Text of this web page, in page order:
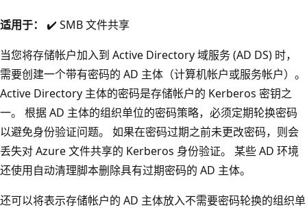
适用于：
✔️ SMB 文件共享
当您将存储帐户加入到 Active Directory 域服务 (AD DS) 时，
需要创建一个带有密码的 AD 主体（计算机帐户或服务帐户）。
Active Directory 主体的密码是存储帐户的 Kerberos 密钥之
一。 根据 AD 主体的组织单位的密码策略，必须定期轮换密码
以避免身份验证问题。 如果在密码过期之前未更改密码，则会
丢失对 Azure 文件共享的 Kerberos 身份验证。 某些 AD 环境
还使用自动清理脚本删除具有过期密码的 AD 主体。
还可以将表示存储帐户的 AD 主体放入不需要密码轮换的组织单